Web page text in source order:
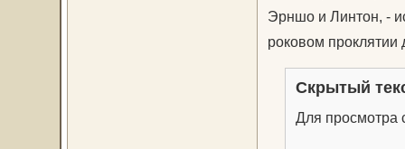
Эрншо и Линтон, -
роковом
Скрытый
Для просмотра